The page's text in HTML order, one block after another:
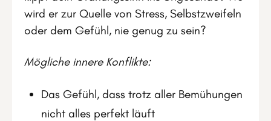
wird er zur Quelle von Stress, Selbstzweifeln
oder dem Gefühl, nie genug zu sein?
Mögliche innere Konflikte:
Das Gefühl, dass trotz aller Bemühungen
nicht alles perfekt läuft